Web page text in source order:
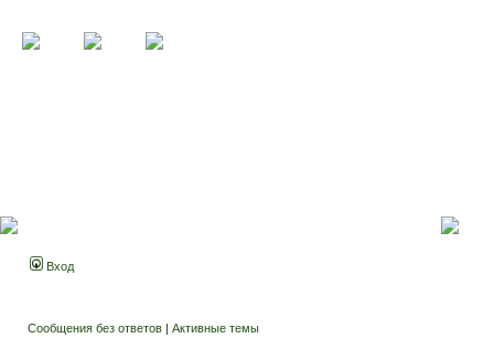
Вход
Сообщения без ответов | Активные темы